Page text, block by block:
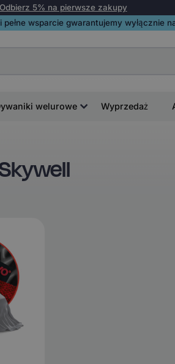
Odbierz 5% na pierwsze zakupy
wsparcie gwarantujemy wyłącznie
welurowe Wyprzedaż